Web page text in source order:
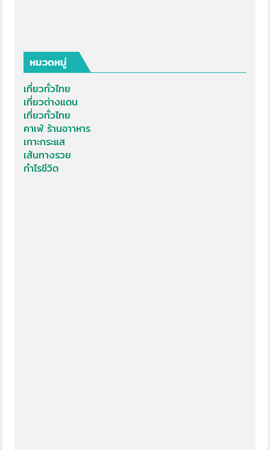
หมวดหมู่
เที่ยวทั่วไทย
เที่ยวต่างแดน
เที่ยวทั่วไทย
คาเฟ่ ร้านอาาหาร
เกาะกระแส
เส้นทางรวย
กำไรชีวิต